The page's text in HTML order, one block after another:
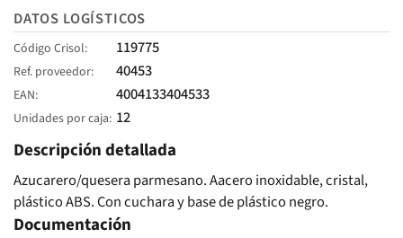
DATOS LOGÍSTICOS
Código Crisol 119775
Ref. proveedor 40453
EAN 4004133404533
Unidades por caja 12
Descripción detallada
Azucarero/quesera parmesano. Aacero inoxidable, cristal,
plástico ABS. Con cuchara y base de plástico negro.
Documentación